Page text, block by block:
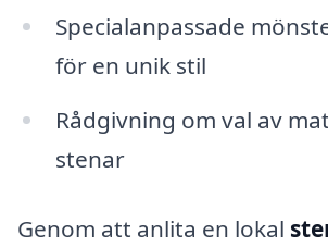
Specialanpassade
för en unik stil
Rådgivning om val av
stenar
Genom att anlita en lokal